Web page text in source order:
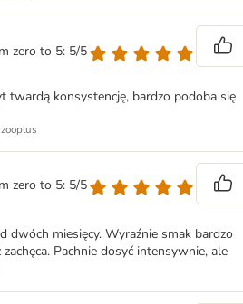
zero to 5: 5/5
twardą konsystencję, bardzo podoba się
zero to 5: 5/5
dwóch miesięcy. Wyraźnie smak bardzo
Pachnie dosyć intensywnie, ale